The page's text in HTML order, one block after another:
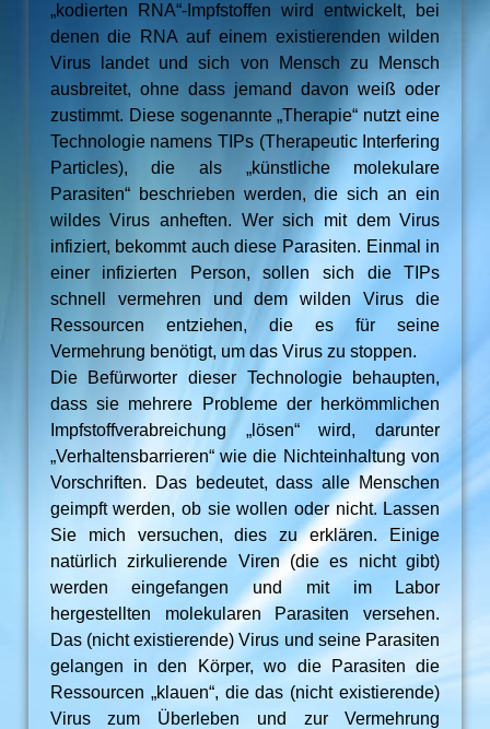
„kodierten RNA“-Impfstoffen wird entwickelt, bei
denen die RNA auf einem existierenden wilden
Virus landet und sich von Mensch zu Mensch
ausbreitet, ohne dass jemand davon weiß oder
zustimmt. Diese sogenannte „Therapie“ nutzt eine
Technologie namens TIPs (Therapeutic Interfering
Particles), die als „künstliche molekulare
Parasiten“ beschrieben werden, die sich an ein
wildes Virus anheften. Wer sich mit dem Virus
infiziert, bekommt auch diese Parasiten. Einmal in
einer infizierten Person, sollen sich die TIPs
schnell vermehren und dem wilden Virus die
Ressourcen entziehen, die es für seine
Vermehrung benötigt, um das Virus zu stoppen.
Die Befürworter dieser Technologie behaupten,
dass sie mehrere Probleme der herkömmlichen
Impfstoffverabreichung „lösen“ wird, darunter
„Verhaltensbarrieren“ wie die Nichteinhaltung von
Vorschriften. Das bedeutet, dass alle Menschen
geimpft werden, ob sie wollen oder nicht. Lassen
Sie mich versuchen, dies zu erklären. Einige
natürlich zirkulierende Viren (die es nicht gibt)
werden eingefangen und mit im Labor
hergestellten molekularen Parasiten versehen.
Das (nicht existierende) Virus und seine Parasiten
gelangen in den Körper, wo die Parasiten die
Ressourcen „klauen“, die das (nicht existierende)
Virus zum Überleben und zur Vermehrung